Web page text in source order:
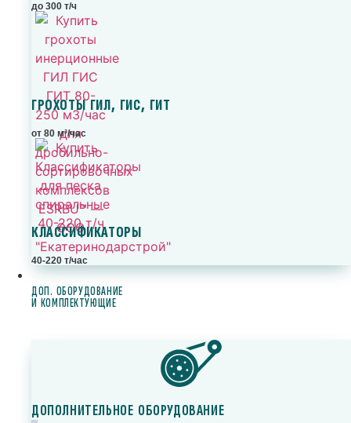
до 300 т/ч
ГРОХОТЫ ГИЛ, ГИС, ГИТ
от 80 м³/час
КЛАССИФИКАТОРЫ
40-220 т/час
ДОП. ОБОРУДОВАНИЕ
И КОМПЛЕКТУЮЩИЕ
ДОПОЛНИТЕЛЬНОЕ ОБОРУДОВАНИЕ